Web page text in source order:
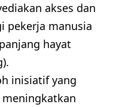
akses dan
pekerja manusia
hayat
inisiatif yang